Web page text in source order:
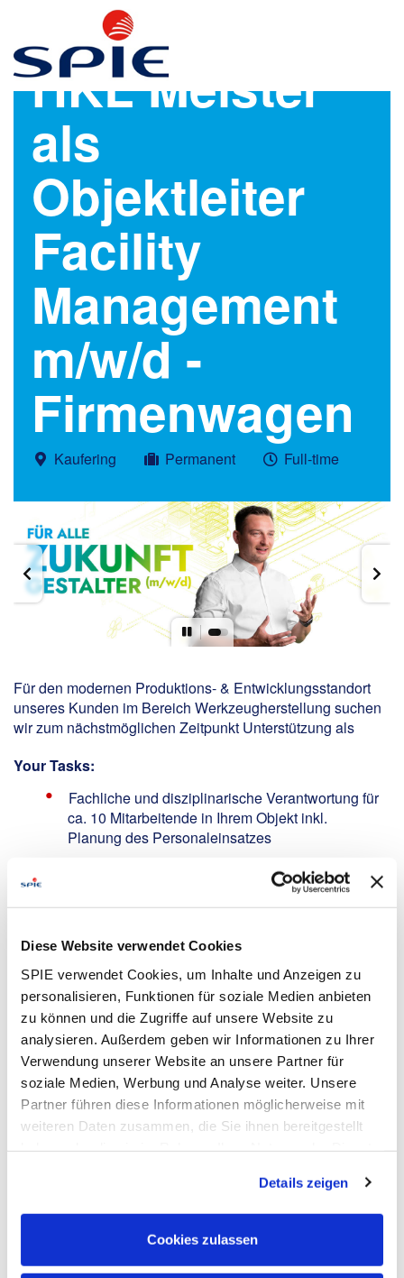
Diese Website verwendet Cookies
SPIE verwendet Cookies, um Inhalte und Anzeigen zu
personalisieren, Funktionen für soziale Medien anbieten
zu können und die Zugriffe auf unsere Website zu
analysieren. Außerdem geben wir Informationen zu Ihrer
Verwendung unserer Website an unsere Partner für
soziale Medien, Werbung und Analyse weiter. Unsere
Partner führen diese Informationen möglicherweise mit
weiteren Daten zusammen, die Sie ihnen bereitgestellt
Verarbeitung Ihrer Daten in den USA ein. Alle weiteren
Informationen zu Cookies finden Sie in unseren
Datenschutzhinweisen.
Details zeigen
Cookies zulassen
HKL Meister
als
Objektleiter
Facility
Management
m/w/d -
Firmenwagen
Kaufering Permanent Full-time
Für den modernen Produktions- & Entwicklungsstandort
unseres Kunden im Bereich Werkzeugherstellung suchen
wir zum nächstmöglichen Zeitpunkt Unterstützung als
Your Tasks:
Fachliche und disziplinarische Verantwortung für
ca. 10 Mitarbeitende in Ihrem Objekt inkl.
Planung des Personaleinsatzes
vereinbarten Leistungen für technische Anlagen
am Industriestandort
Fragen des technischen Gebäudemanagements
Unterstützung bei der Betriebsführung des
Objektes und Bedienung der technischen Anlagen
und CAFM-Systeme
Your Profile:
Technische Ausbildung als Elektroniker für
Energie- & Gebäudetechnik /
Energieanlagenelektroniker / Elektroinstallateur /
Weiterbildung als Techniker / Meister / Bachelor -
Sanitär-Heizung-Klima-Lüftungstechnik oder
Elektrotechnik